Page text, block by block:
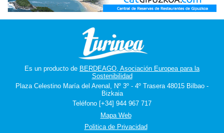
Es un producto de BERDEAGO, Asociación Europea para la
Sostenibilidad
Plaza Celestino María del Arenal, Nº 3º - 4º Trasera 48015 Bilbao -
Bizkaia
Teléfono [+34] 944 967 717
Mapa Web
Politica de Privacidad